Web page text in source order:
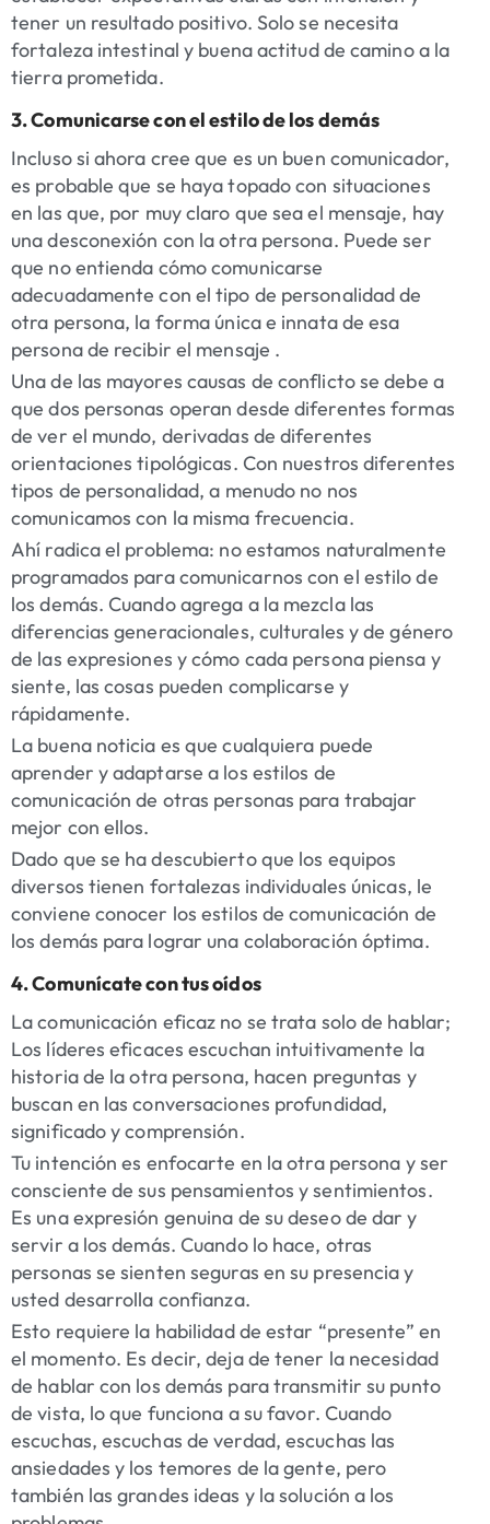
tener un resultado positivo. Solo se necesita
fortaleza intestinal y buena actitud de camino a la
tierra prometida.
3. Comunicarse con el estilo de los demás
Incluso si ahora cree que es un buen comunicador,
es probable que se haya topado con situaciones
en las que, por muy claro que sea el mensaje, hay
una desconexión con la otra persona. Puede ser
que no entienda cómo comunicarse
adecuadamente con el tipo de personalidad de
otra persona, la forma única e innata de esa
persona de recibir el mensaje .
Una de las mayores causas de conflicto se debe a
que dos personas operan desde diferentes formas
de ver el mundo, derivadas de diferentes
orientaciones tipológicas. Con nuestros diferentes
tipos de personalidad, a menudo no nos
comunicamos con la misma frecuencia.
Ahí radica el problema: no estamos naturalmente
programados para comunicarnos con el estilo de
los demás. Cuando agrega a la mezcla las
diferencias generacionales, culturales y de género
de las expresiones y cómo cada persona piensa y
siente, las cosas pueden complicarse y
rápidamente.
La buena noticia es que cualquiera puede
aprender y adaptarse a los estilos de
comunicación de otras personas para trabajar
mejor con ellos.
Dado que se ha descubierto que los equipos
diversos tienen fortalezas individuales únicas, le
conviene conocer los estilos de comunicación de
los demás para lograr una colaboración óptima.
4. Comunícate con tus oídos
La comunicación eficaz no se trata solo de hablar;
Los líderes eficaces escuchan intuitivamente la
historia de la otra persona, hacen preguntas y
buscan en las conversaciones profundidad,
significado y comprensión.
Tu intención es enfocarte en la otra persona y ser
consciente de sus pensamientos y sentimientos.
Es una expresión genuina de su deseo de dar y
servir a los demás. Cuando lo hace, otras
personas se sienten seguras en su presencia y
usted desarrolla confianza.
Esto requiere la habilidad de estar “presente” en
el momento. Es decir, deja de tener la necesidad
de hablar con los demás para transmitir su punto
de vista, lo que funciona a su favor. Cuando
escuchas, escuchas de verdad, escuchas las
ansiedades y los temores de la gente, pero
también las grandes ideas y la solución a los